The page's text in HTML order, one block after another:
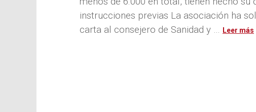
instrucciones previas La asociación ha
carta al consejero de Sanidad y …